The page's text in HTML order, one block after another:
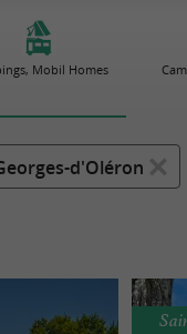
Mobil Homes
d'Oléron